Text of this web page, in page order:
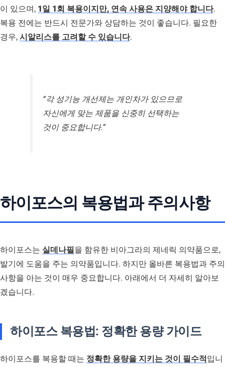
이 있으며, 1일 1회 복용이지만, 연속 사용은 지양해야 합니다.
복용 전에는 반드시 전문가와 상담하는 것이 좋습니다. 필요한
경우, 시알리스를 고려할 수 있습니다.
“각 성기능 개선제는 개인차가 있으므로
자신에게 맞는 제품을 신중히 선택하는
것이 중요합니다.”
하이포스의 복용법과 주의사항
하이포스는 실데나필을 함유한 비아그라의 제네릭 의약품으로,
발기에 도움을 주는 의약품입니다. 하지만 올바른 복용법과 주의
사항을 아는 것이 매우 중요합니다. 아래에서 더 자세히 알아보
겠습니다.
하이포스 복용법: 정확한 용량 가이드
하이포스를 복용할 때는 정확한 용량을 지키는 것이 필수적입니